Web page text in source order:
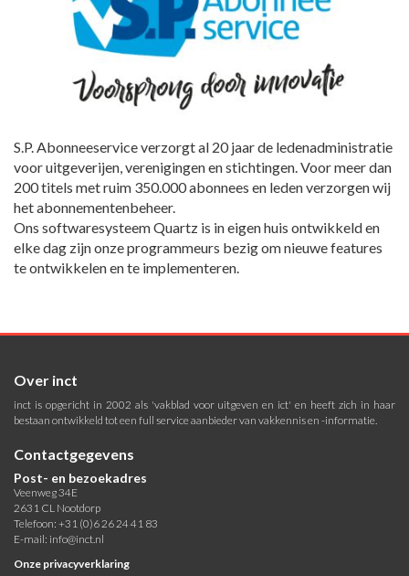
S.P. Abonneeservice verzorgt al 20 jaar de ledenadministratie
voor uitgeverijen, verenigingen en stichtingen. Voor meer dan
200 titels met ruim 350.000 abonnees en leden verzorgen wij
het abonnementenbeheer.
Ons softwaresysteem Quartz is in eigen huis ontwikkeld en
elke dag zijn onze programmeurs bezig om nieuwe features
te ontwikkelen en te implementeren.
Over inct
inct is opgericht in 2002 als 'vakblad voor uitgeven en ict' en heeft zich in haar
bestaan ontwikkeld tot een full service aanbieder van vakkennis en -informatie.
Contactgegevens
Post- en bezoekadres
Veenweg 34E
2631 CL Nootdorp
Telefoon: +31 (0)6 26 24 41 83
E-mail: info@inct.nl
Onze privacyverklaring